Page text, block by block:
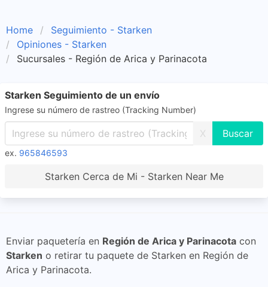
Home
Seguimiento - Starken
Opiniones - Starken
Sucursales - Región de Arica y Parinacota
Starken Seguimiento de un envío
Ingrese su número de rastreo (Tracking Number)
X
ex. 965846593
Starken Cerca de Mi - Starken Near Me
Enviar paquetería en Región de Arica y Parinacota con
Starken o retirar tu paquete de Starken en Región de
Arica y Parinacota.